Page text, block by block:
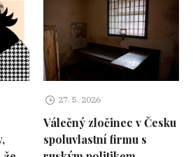
27. 5. 2026
Válečný zločinec v Česku
spoluvlastní firmu s